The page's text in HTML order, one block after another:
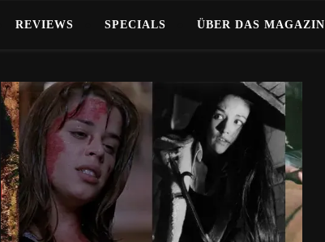
REVIEWS SPECIALS ÜBER DAS MAGAZIN